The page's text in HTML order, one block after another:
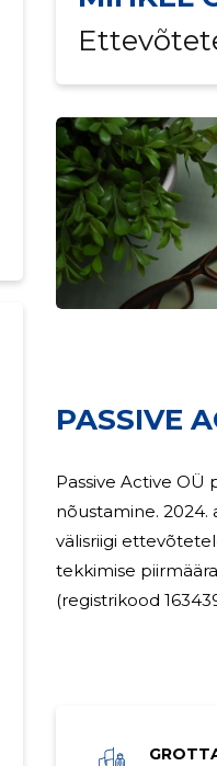
PASSIVE
Passive Active
nõustamine.
välisriigi
tekkimise piirmäära. 2024. aastal ühines Passive Active OÜ oma tütarettevõttega Buy Back Earth
(registrikood